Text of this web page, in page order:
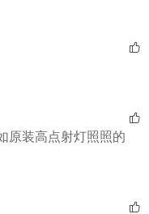
原装高点射灯照照的